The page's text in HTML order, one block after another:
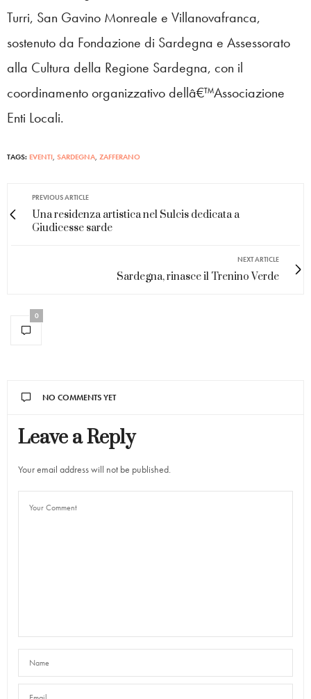
Turri, San Gavino Monreale e Villanovafranca,
sostenuto da Fondazione di Sardegna e Assessorato
alla Cultura della Regione Sardegna, con il
coordinamento organizzativo dellâ€™Associazione
Enti Locali.
TAGS: EVENTI SARDEGNA ZAFFERANO
PREVIOUS ARTICLE
Una residenza artistica nel Sulcis dedicata a
Giudicesse sarde
NEXT ARTICLE
Sardegna, rinasce il Trenino Verde
0
NO COMMENTS YET
Leave a Reply
Your email address will not be published.